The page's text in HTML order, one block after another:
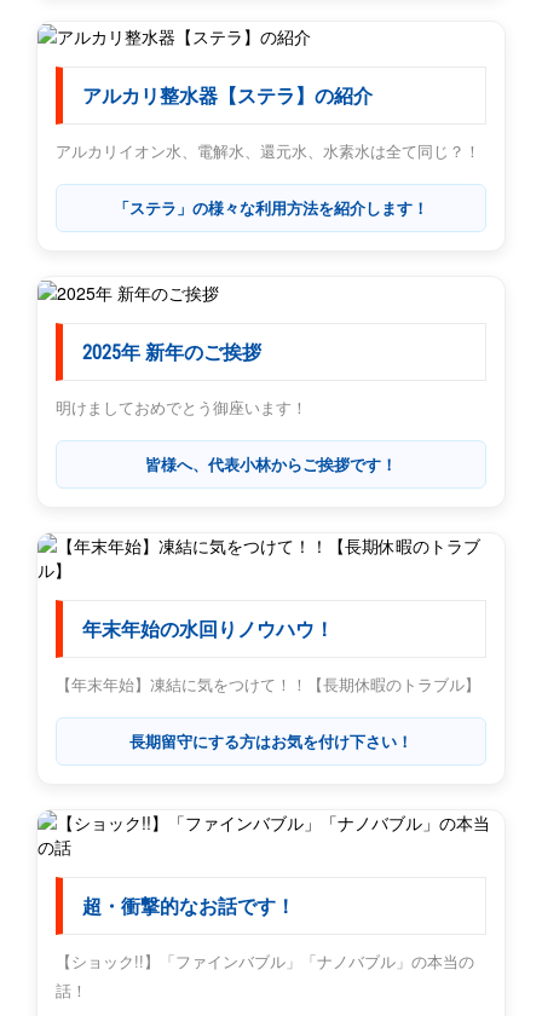
アルカリ整水器【ステラ】の紹介
アルカリイオン水、電解水、還元水、水素水は全て同じ？！
「ステラ」の様々な利用方法を紹介します！
2025年 新年のご挨拶
明けましておめでとう御座います！
皆様へ、代表小林からご挨拶です！
年末年始の水回りノウハウ！
【年末年始】凍結に気をつけて！！【長期休暇のトラブル】
長期留守にする方はお気を付け下さい！
超・衝撃的なお話です！
【ショック!!】「ファインバブル」「ナノバブル」の本当の
話！